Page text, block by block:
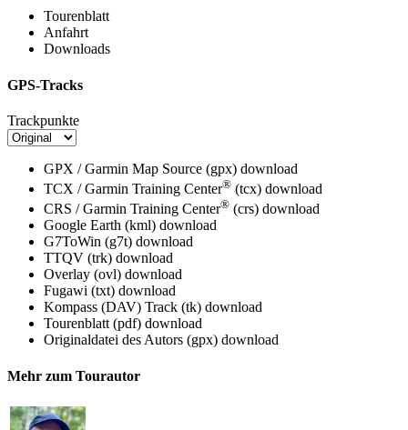
Tourenblatt
Anfahrt
Downloads
GPS-Tracks
Trackpunkte
GPX / Garmin Map Source (gpx) download
TCX / Garmin Training Center® (tcx) download
CRS / Garmin Training Center® (crs) download
Google Earth (kml) download
G7ToWin (g7t) download
TTQV (trk) download
Overlay (ovl) download
Fugawi (txt) download
Kompass (DAV) Track (tk) download
Tourenblatt (pdf) download
Originaldatei des Autors (gpx) download
Mehr zum Tourautor